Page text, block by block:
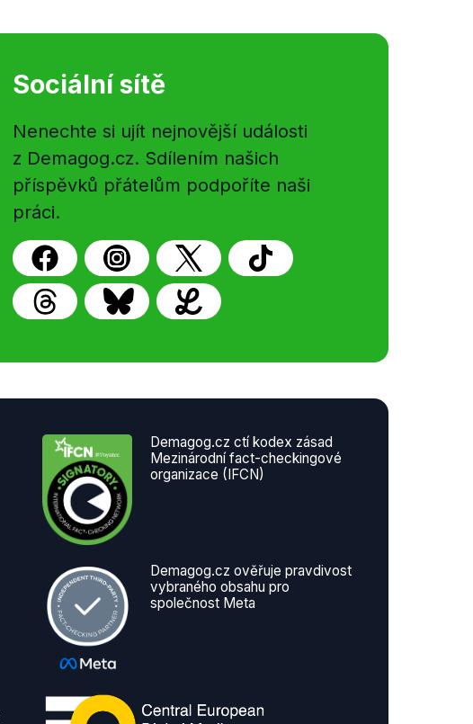
Sociální sítě
Nenechte si ujít nejnovější události
z Demagog.cz. Sdílením našich
příspěvků přátelům podpoříte naši
práci.
Demagog.cz ctí kodex zásad
Mezinárodní fact-checkingové
organizace (IFCN)
Demagog.cz ověřuje pravdivost
vybraného obsahu pro
společnost Meta